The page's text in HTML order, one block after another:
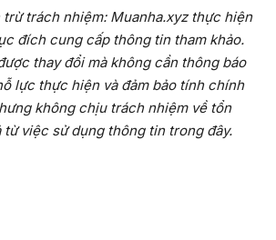
trách nhiệm: Muanha.xyz thực hiện
đích cung cấp thông tin tham khảo.
thay đổi mà không cần thông báo
lực thực hiện và đảm bảo tính chính
không chịu trách nhiệm về tổn
từ việc sử dụng thông tin trong đây.